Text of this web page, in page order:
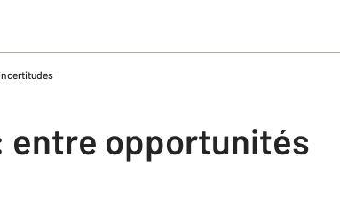
entre opportunités